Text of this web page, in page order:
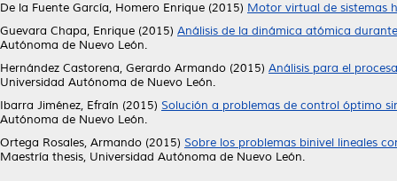
De la Fuente García, Homero Enrique (2015) Motor virtual de sistemas
Guevara Chapa, Enrique (2015) Análisis de la dinámica atómica
Autónoma de Nuevo León.
Hernández Castorena, Gerardo Armando (2015) Análisis para el
Universidad Autónoma de Nuevo León.
Ibarra Jiménez, Efraín (2015) Solución a problemas de control óptimo
Autónoma de Nuevo León.
Ortega Rosales, Armando (2015) Sobre los problemas binivel lineales
Maestría thesis, Universidad Autónoma de Nuevo León.